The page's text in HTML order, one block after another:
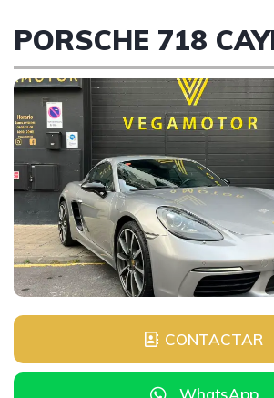
PORSCHE 718
CONTACTAR
WhatsApp